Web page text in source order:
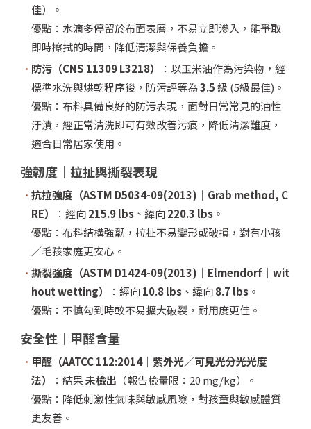
佳）。
優點：水滴多停留於布面表層，不易立即滲入，能爭取
即時擦拭的時間，降低清潔與保養負擔。
防污（CNS 11309 L3218）
：以玉米油作為污染物，經
標準水洗與烘乾程序後，防污評等為3.5級 (5級最佳)。
優點：布料具備良好的防污表現，面對日常常見的油性
汙漬，經正常清洗即可有效改善污痕，降低清潔難度，
適合日常居家使用。
強韌度｜拉扯與撕裂表現
抗拉強度（ASTM D5034-09(2013)｜Grab method, C
RE）
：經向215.9 lbs 、緯向220.3 lbs 。
優點：布料結構強韌，拉扯不易變形或破損，對有小孩
／毛孩家庭更安心。
撕裂強度（ASTM D1424-09(2013)｜Elmendorf｜wit
hout wetting）
：經向10.8 lbs 、緯向8.7 lbs 。
優點：不慎勾到時較不易擴大破裂，耐用度更佳。
安全性｜甲醛含量
甲醛（AATCC 112:2014｜紫外光／可見光分光光度
法）
：結果未檢出 （報告檢量限：20 mg/kg）。
優點：降低刺激性氣味與敏感風險，對孩童與敏感體質
更友善。